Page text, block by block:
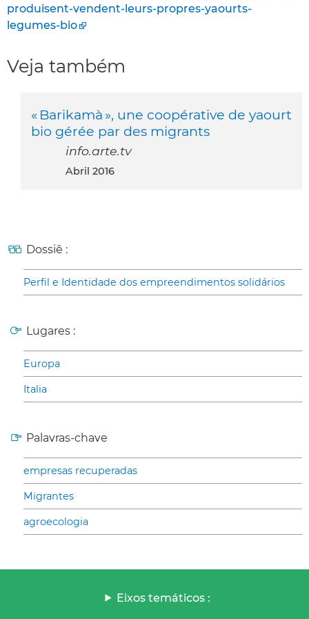
produisent-vendent-leurs-propres-yaourts-
legumes-bio
Veja também
« Barikamà », une coopérative de yaourt
bio gérée par des migrants
info.arte.tv
abril 2016
Dossiê :
Perfil e Identidade dos empreendimentos solidários
Lugares :
Europa
Italia
Palavras-chave
empresas recuperadas
Migrantes
agroecologia
Eixos temáticos :